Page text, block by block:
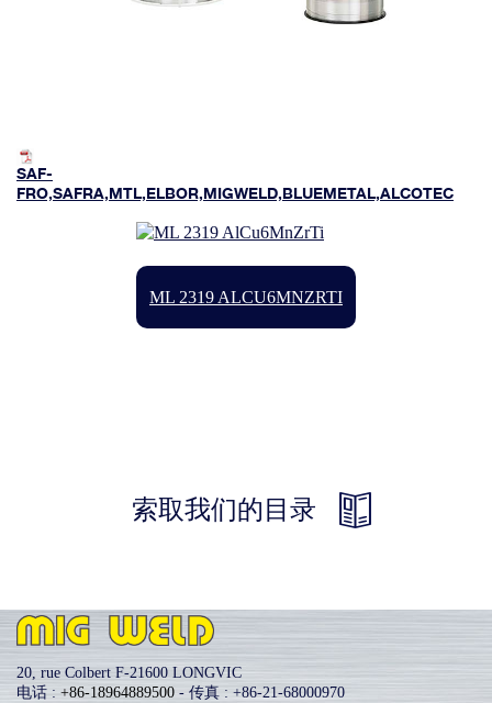
SAF-
FRO,SAFRA,MTL,ELBOR,MIGWELD,BLUEMETAL,ALCOTEC
ML 2319 ALCU6MNZRTI
索取我们的目录
20, rue Colbert F-21600 LONGVIC
电话 : +86-18964889500 - 传真 : +86-21-68000970